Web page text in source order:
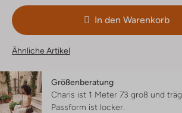
In den Warenkorb
Ähnliche Artikel
Größenberatung
Charis ist 1 Meter 73 groß und
Passform ist locker